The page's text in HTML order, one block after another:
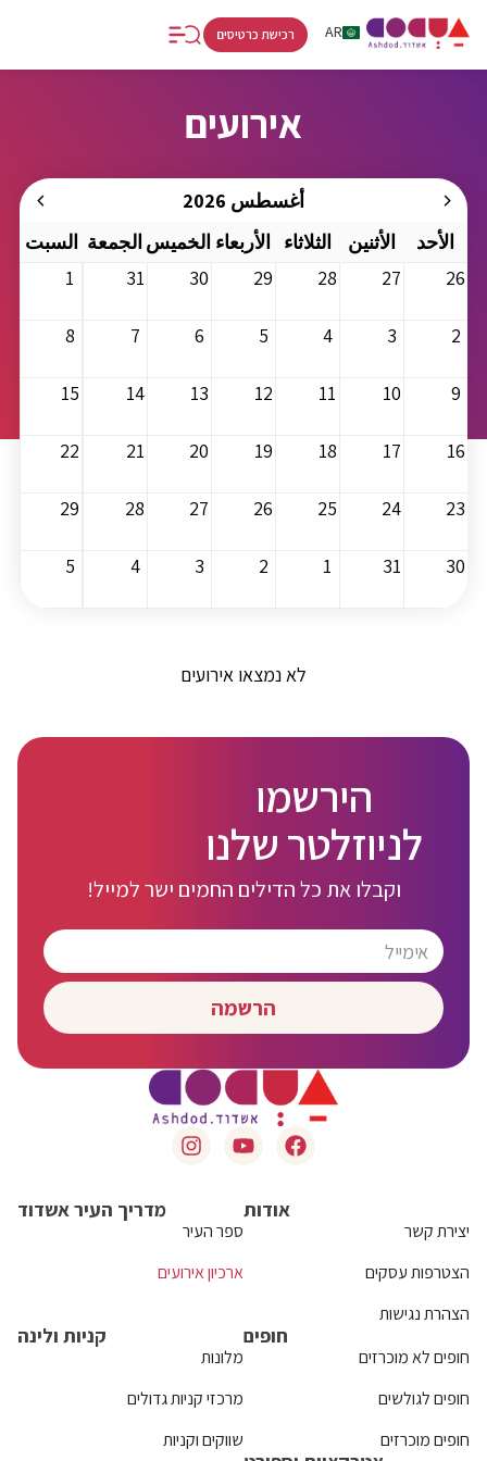
AR
HE
רכישת כרטיסים
אירועים
أغسطس 2026
الأحد
الأثنين الثلاثاء الأربعاء الخميس الجمعة السبت
26
27
28
29
30
31
1
2
3
4
5
6
7
8
9
10
11
12
13
14
15
16
17
18
19
20
21
22
23
24
25
26
27
28
29
30
31
1
2
3
4
5
לא נמצאו אירועים
הירשמו
לניוזלטר שלנו
וקבלו את כל הדילים החמים ישר למייל!
הרשמה
אודות
יצירת קשר
הצטרפות עסקים
הצהרת נגישות
מדריך העיר אשדוד
ספר העיר
ארכיון אירועים
חופים
חופים לא מוכרזים
חופים לגולשים
חופים מוכרזים
קניות ולינה
מלונות
מרכזי קניות גדולים
שווקים וקניות